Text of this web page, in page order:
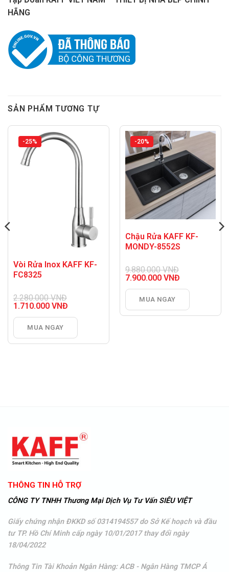
HÃNG
SẢN PHẨM TƯƠNG TỰ
-25%
Vòi Rửa Inox KAFF KF-
FC8325
2.280.000VNĐ
Giá
là:
2.280.000 VNĐ.
1.710.000 VNĐ
hiện
là:
1.710.000 VNĐ.
MUA NGAY
-20%
Chậu Rửa KAFF KF-
MONDY-8552S
9.880.000VNĐ
Giá
là:
9.880.000 VNĐ.
7.900.000 VNĐ
hiện
là:
7.900.000 VNĐ.
MUA NGAY
THÔNG TIN HỖ TRỢ
CÔNG TY TNHH Thương Mại Dịch Vụ Tư Vấn SIÊU VIỆT
Giấy chứng nhận ĐKKD số 0314194557 do Sở Kế hoạch và đầu
tư TP. Hồ Chí Minh cấp ngày 10/01/2017 thay đổi ngày
18/04/2022
Thông Tin Tài Khoản Ngân Hàng: ACB - Ngân Hàng TMCP Á